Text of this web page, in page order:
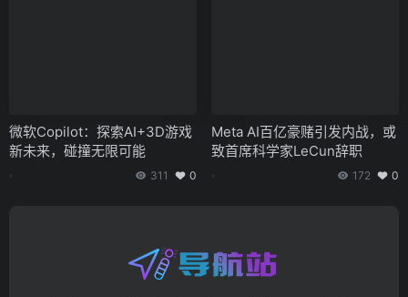
微软Copilot：探索AI+3D游戏
新未来，碰撞无限可能
311 0
Meta AI百亿豪赌引发内战，或
致首席科学家LeCun辞职
172 0